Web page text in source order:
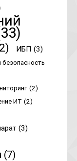
ИБП (3)
(2)
ИТ (2)
(3)
(7)